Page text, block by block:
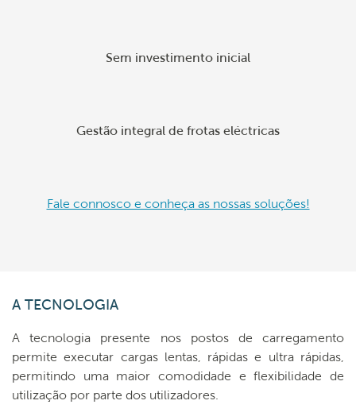
Sem investimento inicial
Gestão integral de frotas eléctricas
Fale connosco e conheça as nossas soluções!
A TECNOLOGIA
A tecnologia presente nos postos de carregamento
permite executar cargas lentas, rápidas e ultra rápidas,
permitindo uma maior comodidade e flexibilidade de
utilização por parte dos utilizadores.